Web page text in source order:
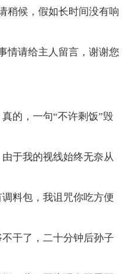
稍候，假如长时间没有响
情请给主人留言，谢谢您
的，一句“不许剩饭”毁
于我的视线始终无奈从
料包，我诅咒你吃方便
干了，二十分钟后孙子